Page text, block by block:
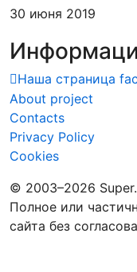
30 июня 2019
Наша страница
About project
Contacts
Privacy Policy
Cookies
© 2003–2026
Полное или
сайта без